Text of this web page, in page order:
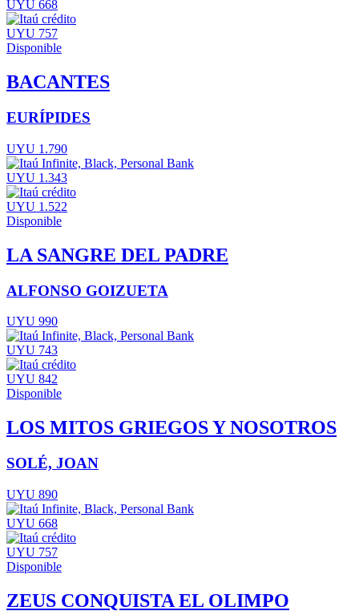
UYU 668
UYU 757
Disponible
BACANTES
EURÍPIDES
UYU 1.790
UYU 1.343
UYU 1.522
Disponible
LA SANGRE DEL PADRE
ALFONSO GOIZUETA
UYU 990
UYU 743
UYU 842
Disponible
LOS MITOS GRIEGOS Y NOSOTROS
SOLÉ, JOAN
UYU 890
UYU 668
UYU 757
Disponible
ZEUS CONQUISTA EL OLIMPO